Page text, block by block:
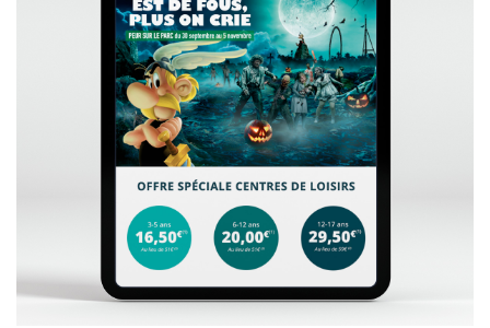
VOIR L'EMAILING